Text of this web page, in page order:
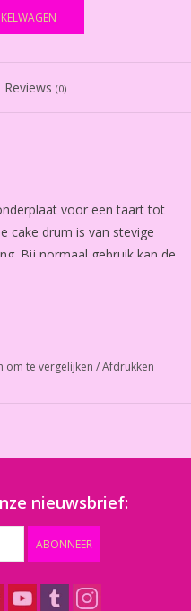
Reviews (0)
voor een taart tot
cake drum is van stevige
Bij normaal gebruik kan de
dik. Aantal: 1 stuk.
om te vergelijken /Afdrukken
nieuwsbrief:
ABONNEER